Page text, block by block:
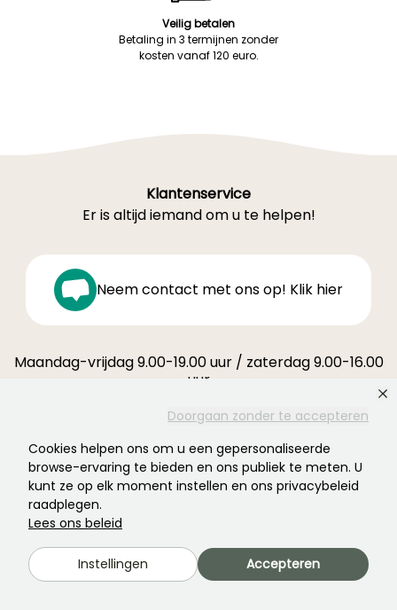
Doorgaan zonder te accepteren
Cookies helpen ons om u een gepersonaliseerde
browse-ervaring te bieden en ons publiek te meten. U
kunt ze op elk moment instellen en ons privacybeleid
raadplegen.
Lees ons beleid
Instellingen Accepteren
Veilig betalen
Betaling in 3 termijnen zonder
kosten vanaf 120 euro.
Klantenservice
Er is altijd iemand om u te helpen!
Neem contact met ons op! Klik hier
Maandag-vrijdag 9.00-19.00 uur / zaterdag 9.00-16.00
uur
Ferme de la Cœuillerie
59840 Premesques
Frankrijk
Neem contact met ons op →
MEER DAN 3700 GECERTIFICEERDE BEOORDELINGEN:
UW ERVARING TELT VOOR